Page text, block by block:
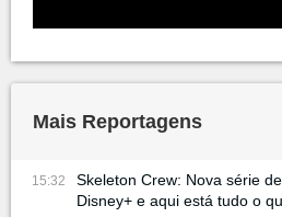
Mais Reportagens
15:32
Skeleton Crew: Nova série
Disney+ e aqui está tudo o